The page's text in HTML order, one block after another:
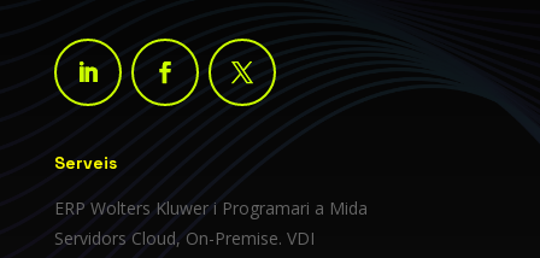
Serveis
ERP Wolters Kluwer i Programari a Mida
Servidors Cloud, On-Premise. VDI